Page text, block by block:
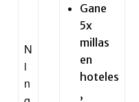
N
i
n
Gane
5x
millas
en
hoteles
,